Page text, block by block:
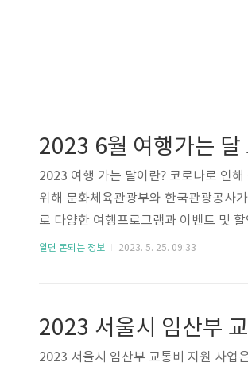
2023 6월 여행가는 달
2023 여행 가는 달이란? 코로나로 인
위해 문화체육관광부와 한국관광공사
로 다양한 여행프로그램과 이벤트 및
능하니 6월에 국내 여행을 계획하고 있
선 (서해금빛열차, 남해해양열차, ..
알면 돈되는 정보 2023. 5. 25. 09:33
2023 서울시 임산부 교통비 지원 사업